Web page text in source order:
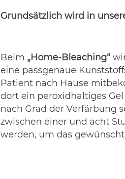
Grundsätzlich wird in
Beim „Home-Bleaching“
eine passgenaue
Patient nach Hause
dort ein peroxidhaltiges
nach Grad der Verfärbung
zwischen einer und acht
werden, um das